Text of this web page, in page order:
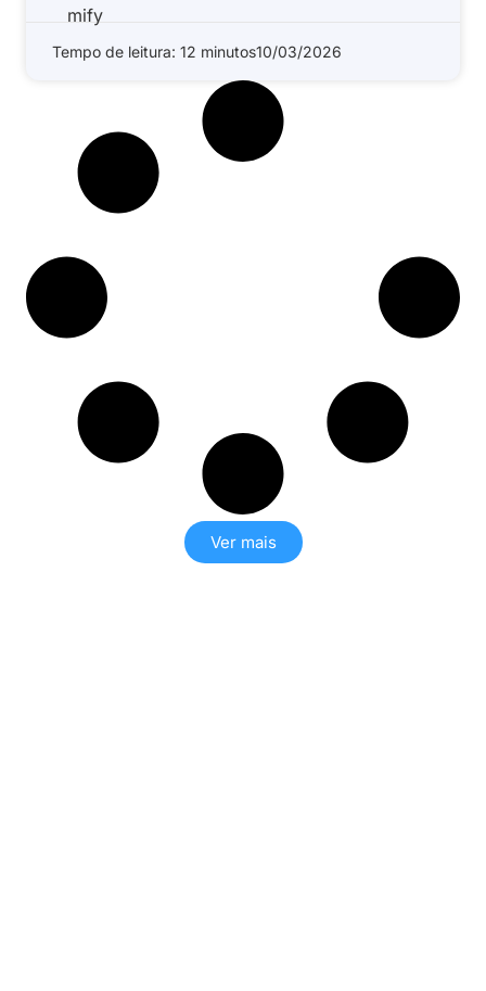
Tempo de leitura: 12 minutos10/03/2026
Ver mais